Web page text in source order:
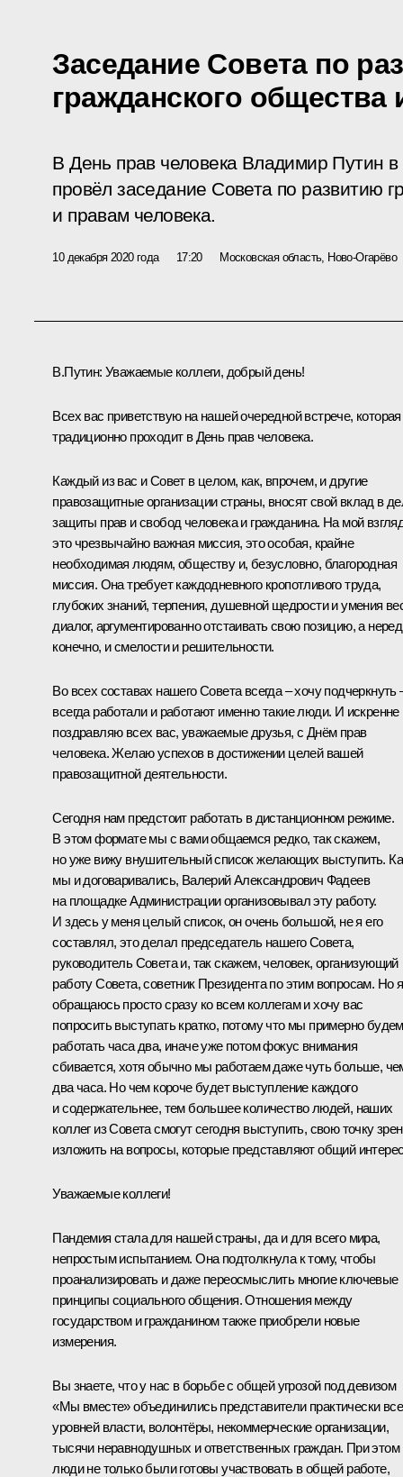
Заседание Совета по
гражданского общества
В День прав человека Владимир Путин
провёл заседание Совета по развитию
и правам человека.
10 декабря 2020 года 17:20 Московская область, Ново-Огарёво
В.Путин: Уважаемые коллеги, добрый день!
Всех вас приветствую на нашей очередной встрече, которая
традиционно проходит в День прав человека.
Каждый из вас и Совет в целом, как, впрочем, и другие
правозащитные организации страны, вносят свой вклад в
защиты прав и свобод человека и гражданина. На мой
это чрезвычайно важная миссия, это особая, крайне
необходимая людям, обществу и, безусловно, благородная
миссия. Она требует каждодневного кропотливого труда,
глубоких знаний, терпения, душевной щедрости и умения
диалог, аргументированно отстаивать свою позицию, а
конечно, и смелости и решительности.
Во всех составах нашего Совета всегда – хочу подчеркнуть
всегда работали и работают именно такие люди. И искренне
поздравляю всех вас, уважаемые друзья, с Днём прав
человека. Желаю успехов в достижении целей вашей
правозащитной деятельности.
Сегодня нам предстоит работать в дистанционном режиме.
В этом формате мы с вами общаемся редко, так скажем,
но уже вижу внушительный список желающих выступить.
мы и договаривались, Валерий Александрович Фадеев
на площадке Администрации организовывал эту работу.
И здесь у меня целый список, он очень большой, не я его
составлял, это делал председатель нашего Совета,
руководитель Совета и, так скажем, человек, организующий
работу Совета, советник Президента по этим вопросам. Но я
обращаюсь просто сразу ко всем коллегам и хочу вас
попросить выступать кратко, потому что мы примерно будем
работать часа два, иначе уже потом фокус внимания
сбивается, хотя обычно мы работаем даже чуть больше,
два часа. Но чем короче будет выступление каждого
и содержательнее, тем большее количество людей, наших
коллег из Совета смогут сегодня выступить, свою точку
изложить на вопросы, которые представляют общий
Уважаемые коллеги!
Пандемия стала для нашей страны, да и для всего мира,
непростым испытанием. Она подтолкнула к тому, чтобы
проанализировать и даже переосмыслить многие ключевые
принципы социального общения. Отношения между
государством и гражданином также приобрели новые
измерения.
Вы знаете, что у нас в борьбе с общей угрозой под девизом
«Мы вместе» объединились представители практически
уровней власти, волонтёры, некоммерческие организации,
тысячи неравнодушных и ответственных граждан. При этом
люди не только были готовы участвовать в общей работе,